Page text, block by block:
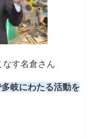
なす名倉さん
岐にわたる活動を